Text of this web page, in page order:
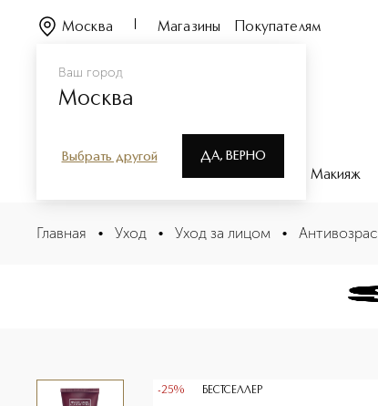
Ваш город
Москва
Выбрать другой ДА, ВЕРНО
Москва Магазины Покупателям
Парфюмерия Макияж
Black Rose Cream Mask Крем-маска с
Описание
Главная • Уход • Уход за лицом •
-25% БЕСТСЕЛЛЕР